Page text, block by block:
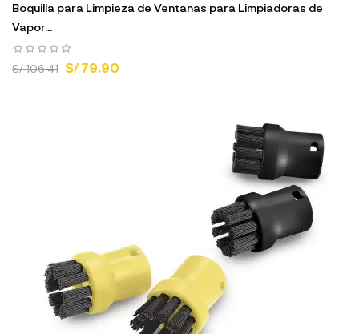
Boquilla para Limpieza de Ventanas para Limpiadoras de
Vapor...
S/ 106.41 S/ 79.90